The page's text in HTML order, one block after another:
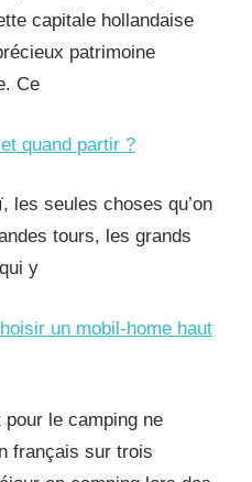
capitale hollandaise
patrimoine
Ce
quand partir ?
les seules choses qu’on
tours, les grands
y
un mobil-home haut
pour le camping ne
français sur trois